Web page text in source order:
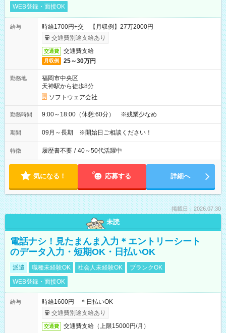
WEB登録・面接OK
給与
時給1700円+交 【月収例】27万2000円
交通費別途支給あり
交通費 交通費支給
月収例 25～30万円
勤務地
福岡市中央区
天神駅から徒歩8分
ソフトウェア会社
勤務時間 9:00～18:00（休憩:60分） ※残業少なめ
期間 09月～長期 ※開始日ご相談ください！
特徴 履歴書不要 / 40～50代活躍中
気になる！ 応募する 詳細へ
掲載日：2026.07.30
未読
電話ナシ！見たまんま入力＊エントリーシート
のデータ入力・短期OK・日払いOK
派遣 職種未経験OK 社会人未経験OK
ブランクOK
WEB登録・面接OK
給与
時給1600円 ＊日払いOK
交通費別途支給あり
交通費 交通費支給（上限15000円/月）